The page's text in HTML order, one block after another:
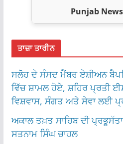
Punjab
ਤਾਜ਼ਾ ਤਾਰੀਨ
ਸਲੋਹ ਦੇ ਸੰਸਦ ਮੈਂਬਰ ਏਸ਼ੀਅਨ
ਵਿੱਚ ਸ਼ਾਮਲ ਹੋਏ, ਸ਼ਹਿਰ ਪ੍ਰਤੀ
ਵਿਸ਼ਵਾਸ, ਸੰਗਤ ਅਤੇ ਸੇਵਾ ਲਈ
ਅਕਾਲ ਤਖ਼ਤ ਸਾਹਿਬ ਦੀ
ਸਤਨਾਮ ਸਿੰਘ ਚਾਹਲ